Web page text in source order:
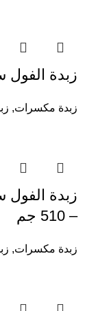
زبدة الفول
زبدة مكسرات,
زبدة الفول
– 510 جم
زبدة مكسرات,